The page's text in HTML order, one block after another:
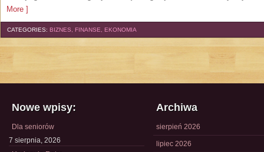
More ]
CATEGORIES: BIZNES, FINANSE, EKONOMIA
Nowe wpisy:
Dla seniorów
7 sierpnia, 2026
Archiwa
sierpień 2026
lipiec 2026